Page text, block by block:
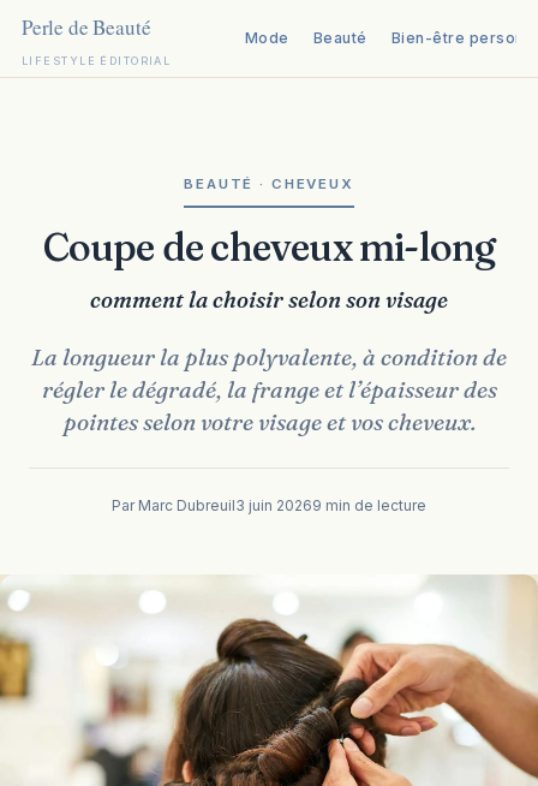
LIFESTYLE ÉDITORIAL
Mode Beauté Bien-être
BEAUTÉ · CHEVEUX
Coupe de cheveux mi-long
comment la choisir selon son visage
La longueur la plus polyvalente, à condition de
régler le dégradé, la frange et l’épaisseur des
pointes selon votre visage et vos cheveux.
Par Marc Dubreuil3 juin 20269 min de lecture